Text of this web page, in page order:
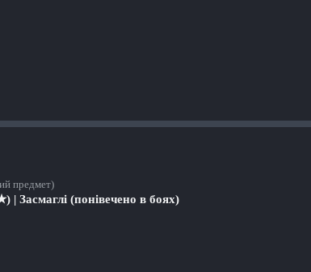
предмет)
| Засмаглі (понівечено в боях)